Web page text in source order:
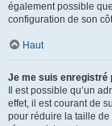
également possible
configuration de son
Haut
Je me suis enregistré
Il est possible qu’un
effet, il est courant de
pour réduire la taille